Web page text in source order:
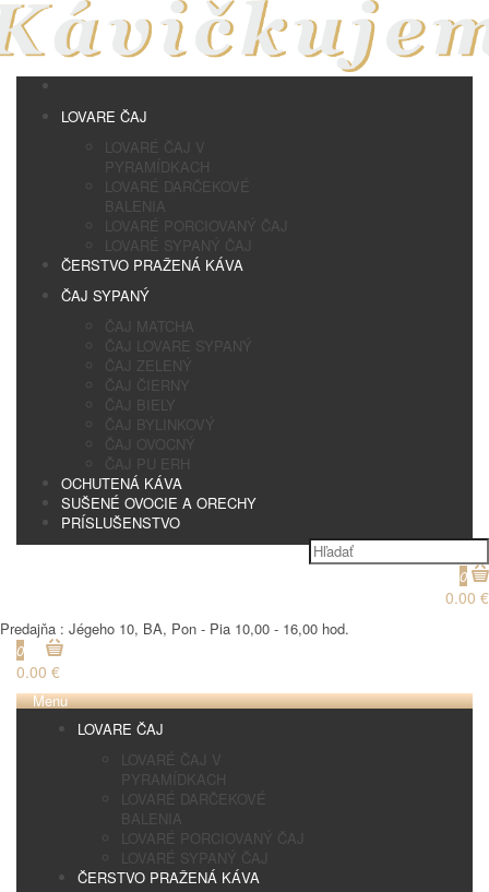
LOVARE ČAJ
LOVARÉ ČAJ V
PYRAMÍDKACH
LOVARÉ DARČEKOVÉ
BALENIA
LOVARÉ PORCIOVANÝ ČAJ
LOVARÉ SYPANÝ ČAJ
ČERSTVO PRAŽENÁ KÁVA
ČAJ SYPANÝ
ČAJ MATCHA
ČAJ LOVARE SYPANÝ
ČAJ ZELENÝ
ČAJ ČIERNY
ČAJ BIELY
ČAJ BYLINKOVÝ
ČAJ OVOCNÝ
ČAJ PU ERH
OCHUTENÁ KÁVA
SUŠENÉ OVOCIE A ORECHY
PRÍSLUŠENSTVO
0
0.00 €
Predajňa : Jégeho 10, BA, Pon - Pia 10,00 - 16,00 hod.
0
0.00 €
Menu
LOVARE ČAJ
LOVARÉ ČAJ V
PYRAMÍDKACH
LOVARÉ DARČEKOVÉ
BALENIA
LOVARÉ PORCIOVANÝ ČAJ
LOVARÉ SYPANÝ ČAJ
ČERSTVO PRAŽENÁ KÁVA